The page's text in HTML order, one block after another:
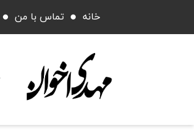
خانه تماس با من